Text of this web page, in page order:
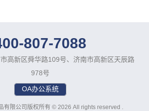
807-7088
高新区舜华路109号、济南市高新区天辰路
978号
OA办公系统
有限公司版权所有 © 2026 All rights reserved .